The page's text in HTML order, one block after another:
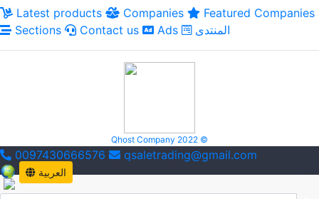
Latest products Companies
Featured Companies
Sections
Contact us Ads المنتدى
Qhost Company 2022 ©
0097430666576 qsaletrading@gmail.com
العربية